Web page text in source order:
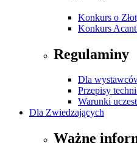
Konkurs o
Konkurs
Regulaminy
Dla
Przepisy
Warunki
Dla Zwiedzających
Ważne